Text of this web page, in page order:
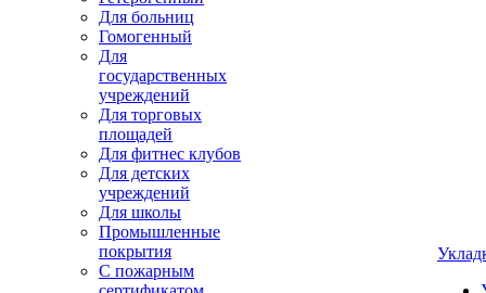
Для больниц
Гомогенный
Для
государственных
учреждений
Для торговых
площадей
Для фитнес клубов
Для детских
учреждений
Для школы
Промышленные
покрытия
С пожарным